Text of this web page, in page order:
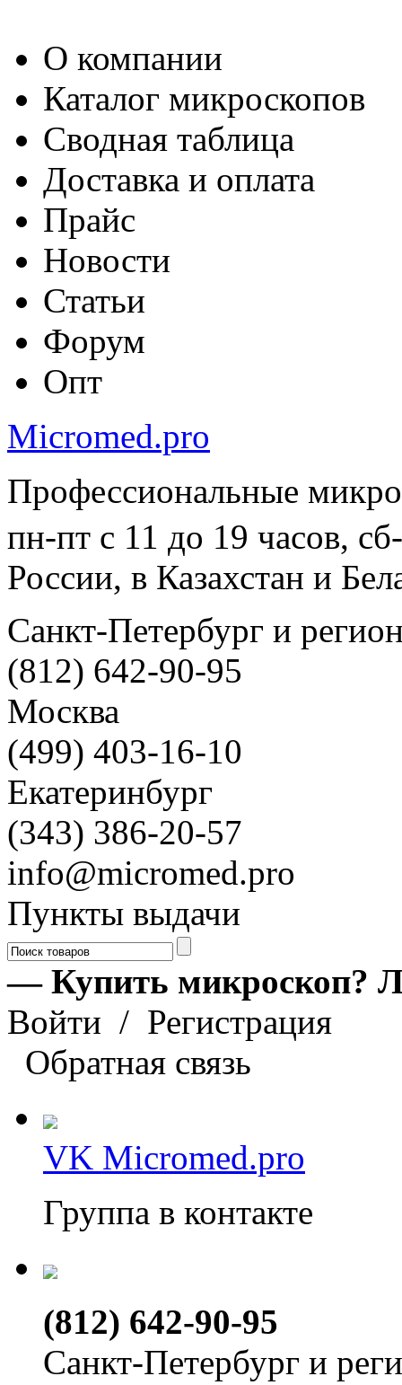
О компании
Каталог микроскопов
Сводная таблица
Доставка и оплата
Прайс
Новости
Статьи
Форум
Опт
Micromed.pro
Профессиональные
пн-пт с 11 до 19 часов,
России, в Казахстан и
Санкт-Петербург и
(812) 642-90-95
Москва
(499) 403-16-10
Екатеринбург
(343) 386-20-57
info@micromed.pro
Пункты выдачи
— Купить микроскоп?
Войти / Регистрация
Обратная связь
VK Micromed.pro
Группа в контакте
(812) 642-90-95
Санкт-Петербург и